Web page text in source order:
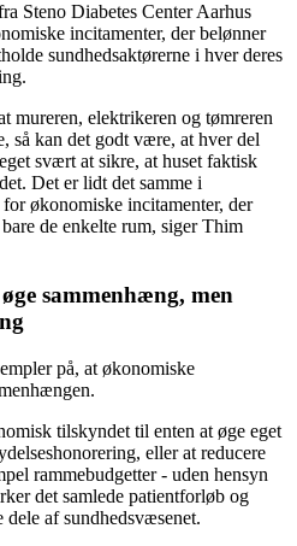
Steno Diabetes Center Aarhus
incitamenter, der belønner
sundhedsaktørerne i hver deres
mureren, elektrikeren og tømreren
så kan det godt være, at hver del
svært at sikre, at huset faktisk
Det er lidt det samme i
økonomiske incitamenter, der
de enkelte rum, siger Thim
sammenhæng, men
på, at økonomiske
tilskyndet til enten at øge eget
eller at reducere
rammebudgetter - uden hensyn
det samlede patientforløb og
af sundhedsvæsenet.